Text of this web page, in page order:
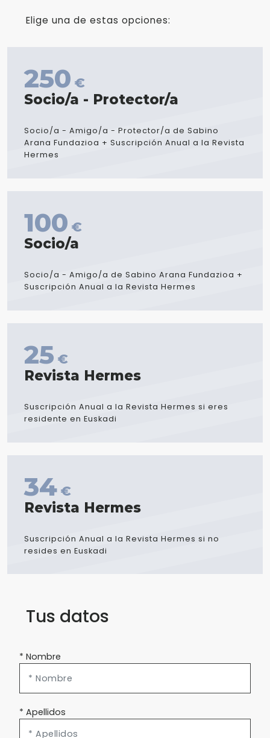
Elige una de estas opciones:
250 €
Socio/a - Protector/a
Socio/a - Amigo/a - Protector/a de Sabino
Arana Fundazioa + Suscripción Anual a la Revista
Hermes
100 €
Socio/a
Socio/a - Amigo/a de Sabino Arana Fundazioa +
Suscripción Anual a la Revista Hermes
25 €
Revista Hermes
Suscripción Anual a la Revista Hermes si eres
residente en Euskadi
34 €
Revista Hermes
Suscripción Anual a la Revista Hermes si no
resides en Euskadi
Tus datos
* Nombre
* Apellidos